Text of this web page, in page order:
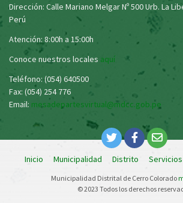
Dirección: Calle Mariano Melgar Nº 500 Urb. La
Perú
Atención: 8:00h a 15:00h
Conoce nuestros locales aquí
Teléfono: (054) 640500
Fax: (054) 254 776
Email: mesadepartesvirtual@mdcc.gob.pe
Inicio Municipalidad Distrito Servicios
Municipalidad Distrital de Cerro Colorado
© 2023 Todos los derechos